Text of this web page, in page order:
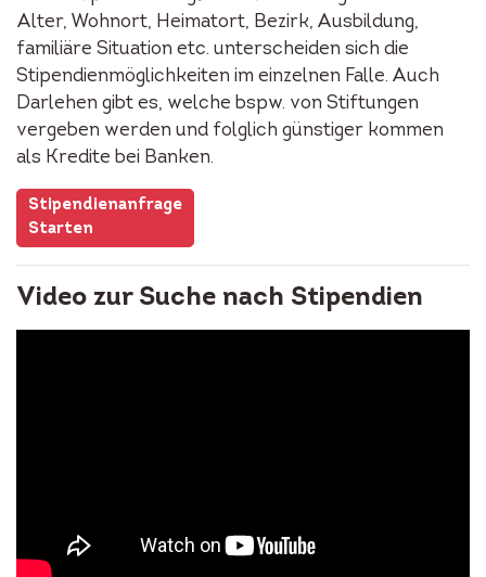
Alter, Wohnort, Heimatort, Bezirk, Ausbildung,
familiäre Situation etc. unterscheiden sich die
Stipendienmöglichkeiten im einzelnen Falle. Auch
Darlehen gibt es, welche bspw. von Stiftungen
vergeben werden und folglich günstiger kommen
als Kredite bei Banken.
Stipendienanfrage
Starten
Video zur Suche nach Stipendien